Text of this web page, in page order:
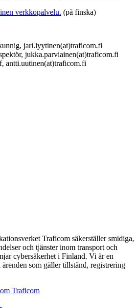
verkkopalvelu. (på finska)
jari.lyytinen(at)traficom.fi
jukka.parviainen(at)traficom.fi
antti.uutinen(at)traficom.fi
Traficom säkerställer smidiga,
och tjänster inom transport och
cybersäkerhet i Finland. Vi är en
som gäller tillstånd, registrering
Traficom